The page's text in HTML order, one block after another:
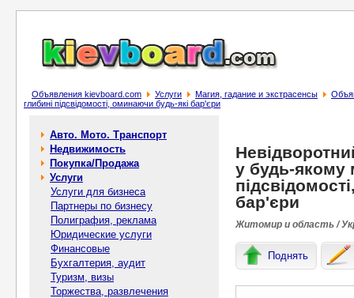
Объявления kievboard.com Услуги Магия, гадание и экстрасенсы
глибині підсвідомості, оминаючи будь-які бар'єри
Авто. Мото. Транспорт
Недвижимость
Покупка/Продажа
Услуги
Услуги для бизнеса
Партнеры по бизнесу
Полиграфия, реклама
Юридические услуги
Финансовые
Бухгалтерия, аудит
Туризм, визы
Торжества, развлечения
у будь-якому
бар'єри
Житомир и область /
Поднять